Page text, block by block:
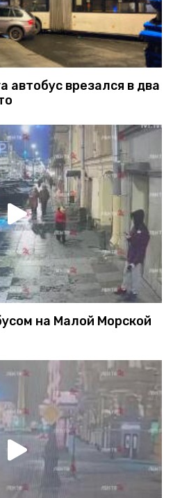
автобус врезался в два
на Малой Морской